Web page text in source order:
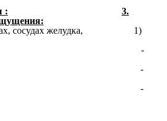
:
3.
сосудах желудка, 1)
-